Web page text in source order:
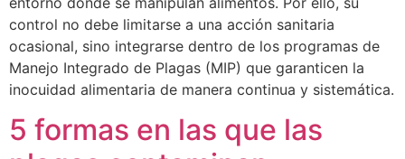
control no debe limitarse a una acción sanitaria
ocasional, sino integrarse dentro de los programas de
Manejo Integrado de Plagas (MIP) que garanticen la
inocuidad alimentaria de manera continua y sistemática.
5 formas en las que las